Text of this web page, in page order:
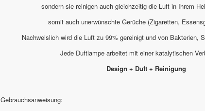
sondern sie reinigen auch gleichzeitig die Luft in Ihrem
somit auch unerwünschte Gerüche (Zigaretten,
Nachweislich wird die Luft zu 99% gereinigt und von Bakterien,
Jede Duftlampe arbeitet mit einer katalytischen
Design + Duft + Reinigung
Gebrauchsanweisung: